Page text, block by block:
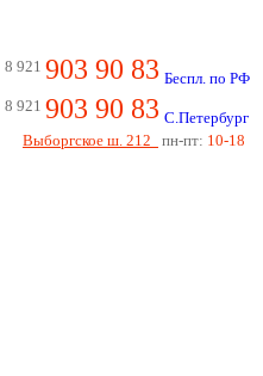
8 921 903 90 83 Беспл. по РФ
8 921 903 90 83 С.Петербург
Выборгское ш. 212
пн-пт: 10-18